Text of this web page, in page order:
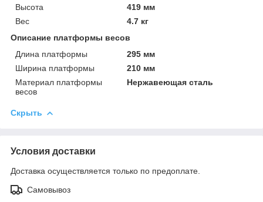
Высота
419 мм
Вес
4.7 кг
Описание платформы весов
Длина платформы
295 мм
Ширина платформы
210 мм
Материал платформы
весов
Нержавеющая сталь
Скрыть
Условия доставки
Доставка осуществляется только по предоплате.
Самовывоз